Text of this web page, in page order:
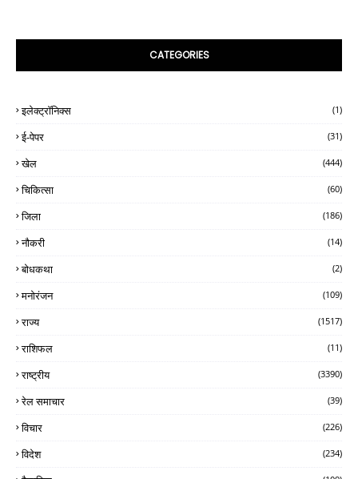
CATEGORIES
इलेक्ट्रॉनिक्स (1)
ई-पेपर (31)
खेल (444)
चिकित्सा (60)
जिला (186)
नौकरी (14)
बोधकथा (2)
मनोरंजन (109)
राज्य (1517)
राशिफल (11)
राष्ट्रीय (3390)
रेल समाचार (39)
विचार (226)
विदेश (234)